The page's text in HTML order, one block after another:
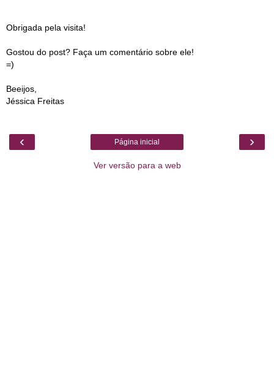
Obrigada pela visita!
Gostou do post? Faça um comentário sobre ele!
=)
Beeijos,
Jéssica Freitas
‹ ›
Página inicial
Ver versão para a web